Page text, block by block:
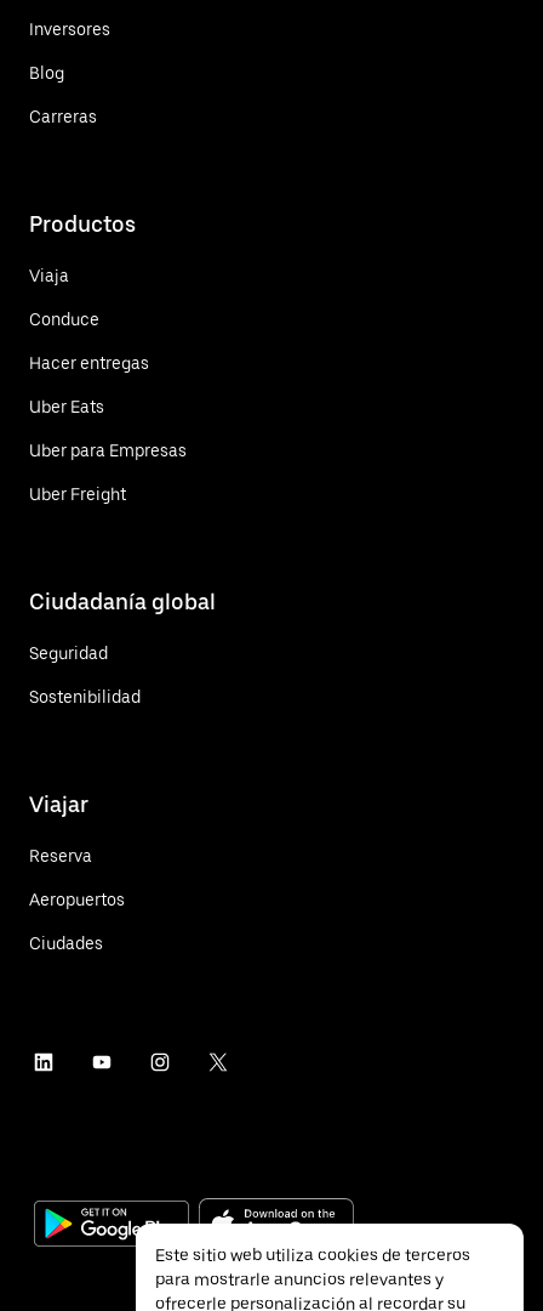
Inversores
Blog
Carreras
Productos
Viaja
Conduce
Hacer entregas
Uber Eats
Uber para Empresas
Uber Freight
Ciudadanía global
Seguridad
Sostenibilidad
Viajar
Reserva
Aeropuertos
Ciudades
Este sitio web utiliza cookies de terceros
para mostrarle anuncios relevantes y
ofrecerle personalización al recordar su